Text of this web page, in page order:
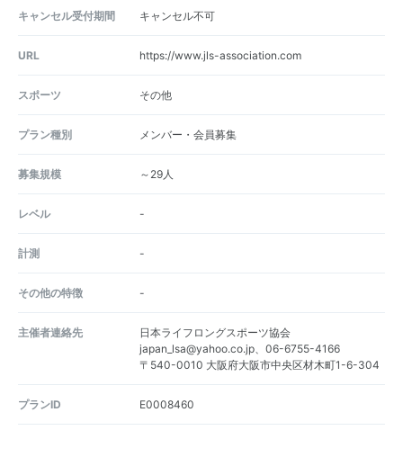
キャンセル受付期間 キャンセル不可
URL https://www.jls-association.com
スポーツ その他
プラン種別 メンバー・会員募集
募集規模 ～29人
レベル -
計測 -
その他の特徴 -
主催者連絡先
日本ライフロングスポーツ協会
japan_lsa@yahoo.co.jp、06-6755-4166
〒540-0010 大阪府大阪市中央区材木町1-6-304
プランID E0008460